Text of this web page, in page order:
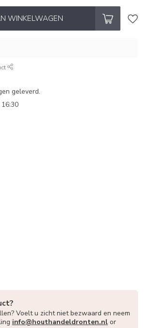
WINKELWAGEN
geleverd.
Voelt u zicht niet bezwaard en neem
info@houthandeldronten.nl or